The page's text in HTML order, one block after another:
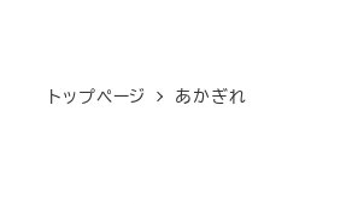
トップページ あかぎれ